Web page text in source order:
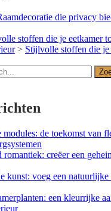
die privacy
stoffen die je eetkamer
> Stijlvolle stoffen die je
modules: de toekomst van
romantiek: creëer een
kunst: voeg een natuurlijke
een kleurrijke